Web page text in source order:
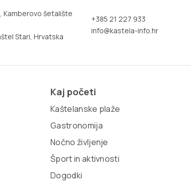
Kamberovo šetalište
Stari, Hrvatska
+385 21 227 933
info@kastela-info.hr
Kaj početi
Kaštelanske plaže
Gastronomija
Nočno življenje
Šport in aktivnosti
Dogodki